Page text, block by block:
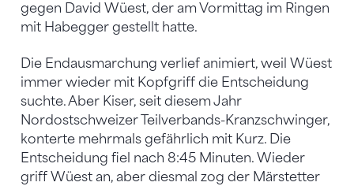
gegen David Wüest, der am Vormittag im Ringen
mit Habegger gestellt hatte.
Die Endausmarchung verlief animiert, weil Wüest
immer wieder mit Kopfgriff die Entscheidung
suchte. Aber Kiser, seit diesem Jahr
Nordostschweizer Teilverbands-Kranzschwinger,
konterte mehrmals gefährlich mit Kurz. Die
Entscheidung fiel nach 8:45 Minuten. Wieder
griff Wüest an, aber diesmal zog der Märstetter